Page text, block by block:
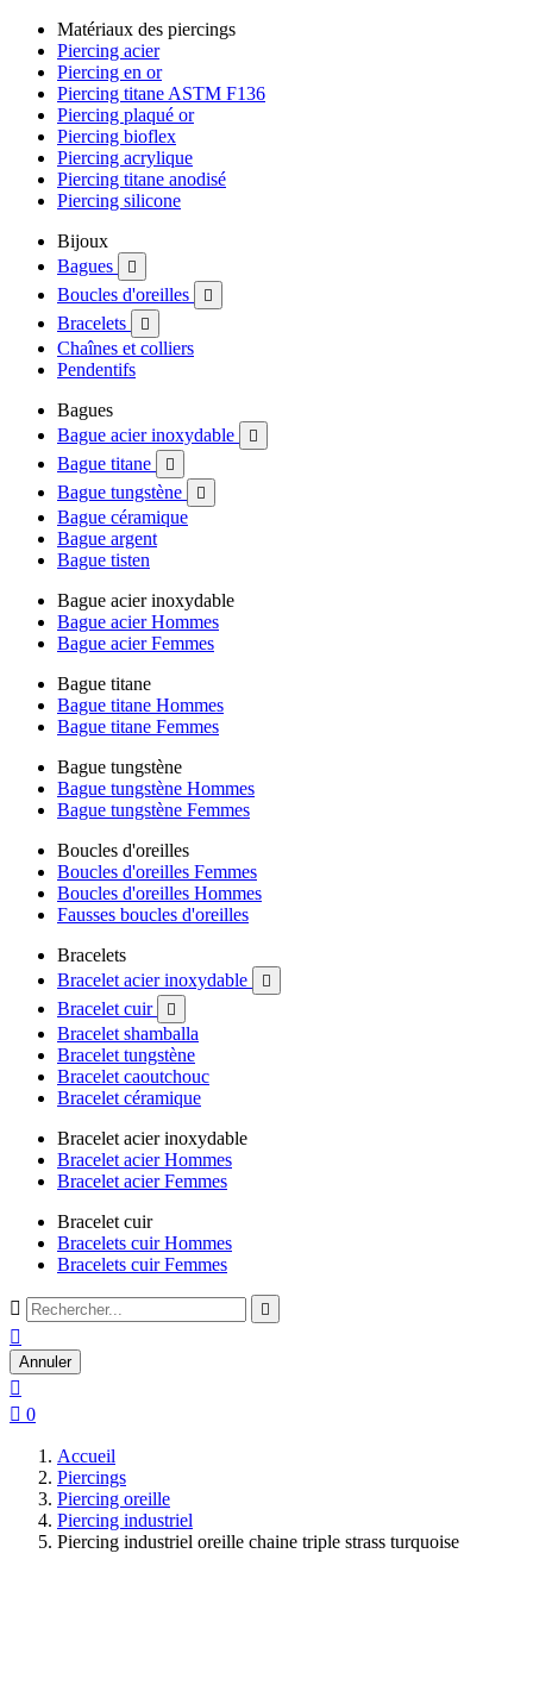
Matériaux des piercings
Piercing acier
Piercing en or
Piercing titane ASTM F136
Piercing plaqué or
Piercing bioflex
Piercing acrylique
Piercing titane anodisé
Piercing silicone
Bijoux
Bagues

Boucles d'oreilles 
Bracelets 
Chaînes et colliers
Pendentifs
Bagues
Bague acier inoxydable

Bague titane 
Bague tungstène 
Bague céramique
Bague argent
Bague tisten
Bague acier inoxydable
Bague acier Hommes
Bague acier Femmes
Bague titane
Bague titane Hommes
Bague titane Femmes
Bague tungstène
Bague tungstène Hommes
Bague tungstène Femmes
Boucles d'oreilles
Boucles d'oreilles Femmes
Boucles d'oreilles Hommes
Fausses boucles d'oreilles
Bracelets
Bracelet acier inoxydable

Bracelet cuir 
Bracelet shamballa
Bracelet tungstène
Bracelet caoutchouc
Bracelet céramique
Bracelet acier inoxydable
Bracelet acier Hommes
Bracelet acier Femmes
Bracelet cuir
Bracelets cuir Hommes
Bracelets cuir Femmes
 

Annuler

 0
Accueil
Piercings
Piercing oreille
Piercing industriel
Piercing industriel oreille chaine triple strass turquoise